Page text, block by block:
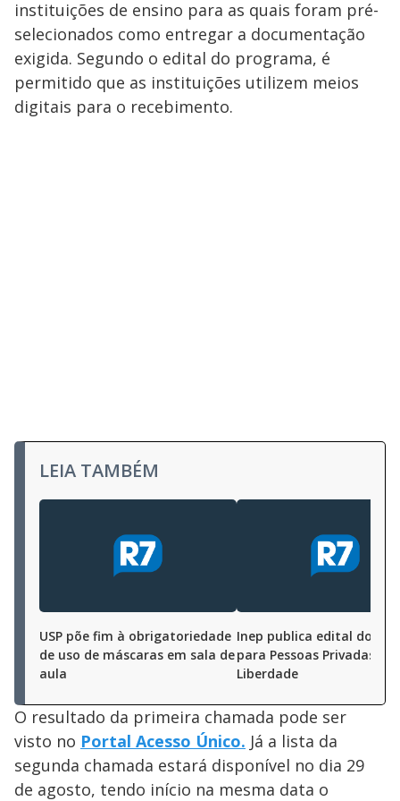
instituições de ensino para as quais foram pré-
selecionados como entregar a documentação
exigida. Segundo o edital do programa, é
permitido que as instituições utilizem meios
digitais para o recebimento.
LEIA TAMBÉM
USP põe fim à obrigatoriedade
de uso de máscaras em sala de
aula
Inep publica edital do
para Pessoas Privadas de
Liberdade
O resultado da primeira chamada pode ser
visto no Portal Acesso Único. Já a lista da
segunda chamada estará disponível no dia 29
de agosto, tendo início na mesma data o